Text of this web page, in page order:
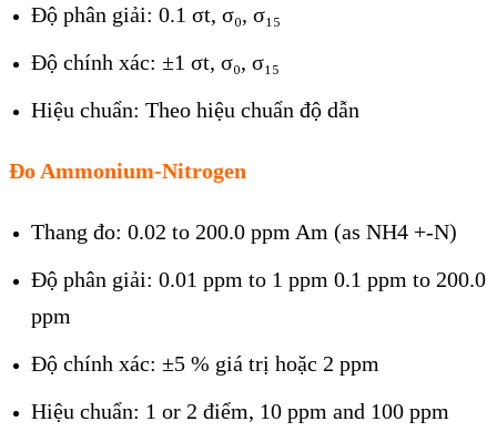
Độ phân giải: 0.1 σt, σ₀, σ₁₅
Độ chính xác: ±1 σt, σ₀, σ₁₅
Hiệu chuẩn: Theo hiệu chuẩn độ dẫn
Đo Ammonium-Nitrogen
Thang đo: 0.02 to 200.0 ppm Am (as NH4 +-N)
Độ phân giải: 0.01 ppm to 1 ppm 0.1 ppm to 200.0
ppm
Độ chính xác: ±5 % giá trị hoặc 2 ppm
Hiệu chuẩn: 1 or 2 điểm, 10 ppm and 100 ppm